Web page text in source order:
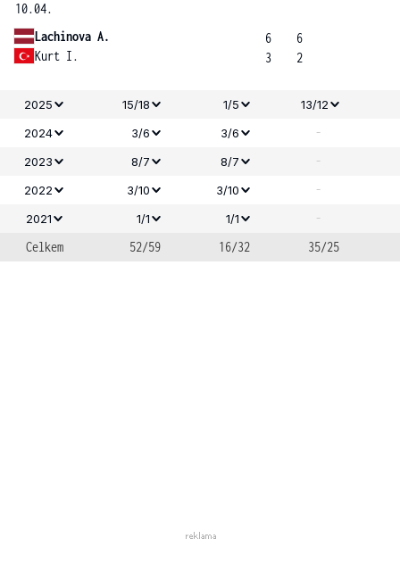
10.04.
Lachinova A.
Kurt I.
6
3
6
2
2025 15/18 1/5
13/12
2024
3/6 3/6 -
2023 8/7 8/7 -
2022 3/10 3/10 -
2021 1/1 1/1
-
Celkem
52/59 16/32 35/25